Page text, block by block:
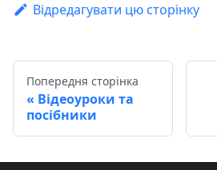
Відредагувати цю сторінку
Попередня сторінка
Відеоуроки та
посібники